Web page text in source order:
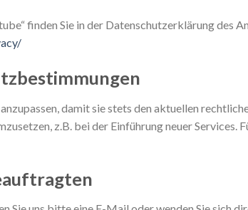
finden Sie in der Datenschutzerklärung des
damit sie stets den aktuellen
z.B. bei der Einführung neuer Services.